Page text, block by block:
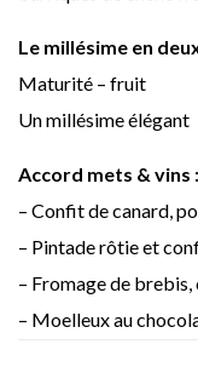
Le millésime en
Maturité – fruit
Un millésime élégant
Accord mets & vins :
– Confit de canard,
– Pintade rôtie et
– Fromage de
– Moelleux au